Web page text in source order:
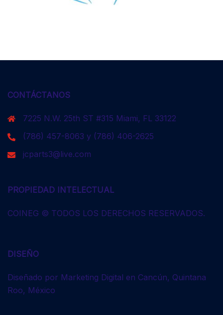
CONTÁCTANOS
7225 N.W. 25th ST #315 Miami, FL 33122
(786) 457-8063 y (786) 406-2625
jcparts3@live.com
PROPIEDAD INTELECTUAL
COINEG © TODOS LOS DERECHOS RESERVADOS.
DISEÑO
Diseñado por Marketing Digital en Cancún, Quintana
Roo, México